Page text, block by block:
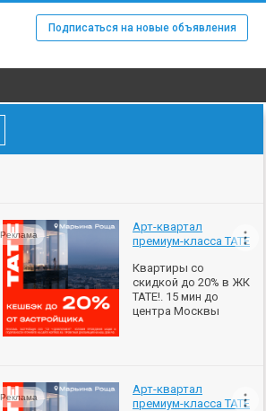
Подписаться на новые объявления
Арт-квартал
премиум-класса ТАТЕ
Квартиры со
скидкой до 20% в ЖК
ТАТЕ!. 15 мин до
центра Москвы
Реклама
Арт-квартал
премиум-класса ТАТЕ
Реклама